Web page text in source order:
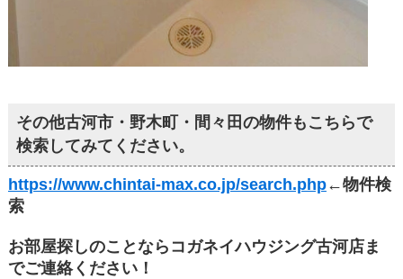
その他古河市・野木町・間々田の物件もこちらで
検索してみてください。
https://www.chintai-max.co.jp/search.php←物件検
索
お部屋探しのことならコガネイハウジング古河店ま
でご連絡ください！